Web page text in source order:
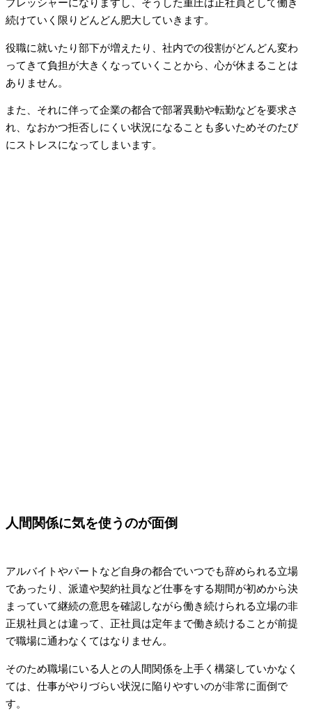
プレッシャーになりますし、そうした重圧は正社員として働き
続けていく限りどんどん肥大していきます。
役職に就いたり部下が増えたり、社内での役割がどんどん変わ
ってきて負担が大きくなっていくことから、心が休まることは
ありません。
また、それに伴って企業の都合で部署異動や転勤などを要求さ
れ、なおかつ拒否しにくい状況になることも多いためそのたび
にストレスになってしまいます。
人間関係に気を使うのが面倒
アルバイトやパートなど自身の都合でいつでも辞められる立場
であったり、派遣や契約社員など仕事をする期間が初めから決
まっていて継続の意思を確認しながら働き続けられる立場の非
正規社員とは違って、正社員は定年まで働き続けることが前提
で職場に通わなくてはなりません。
そのため職場にいる人との人間関係を上手く構築していかなく
ては、仕事がやりづらい状況に陥りやすいのが非常に面倒で
す。